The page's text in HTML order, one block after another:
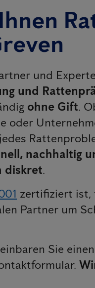
und
und
ohne Gift.
oder
nachhaltig
diskret.
zertifiziert ist,
Partner um
Sie